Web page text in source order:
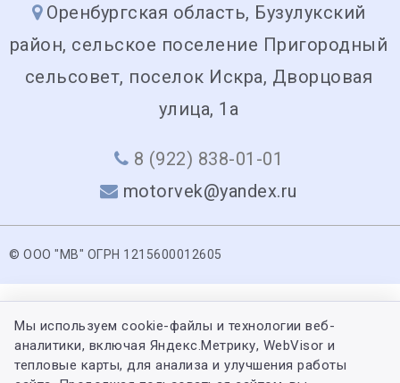
Оренбургская область, Бузулукский
район, сельское поселение Пригородный
сельсовет, поселок Искра, Дворцовая
улица, 1а
8 (922) 838-01-01
motorvek@yandex.ru
© ООО "МВ" ОГРН 1215600012605
Мы используем cookie-файлы и технологии веб-
аналитики, включая Яндекс.Метрику, WebVisor и
тепловые карты, для анализа и улучшения работы